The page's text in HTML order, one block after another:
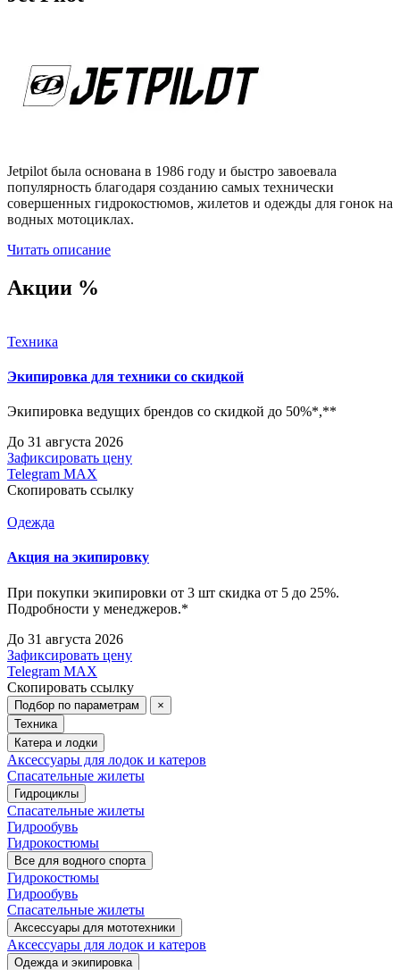
Jetpilot была основана в 1986 году и быстро завоевала
популярность благодаря созданию самых технически
совершенных гидрокостюмов, жилетов и одежды для гонок на
водных мотоциклах.
Читать описание
Акции %
Техника
Экипировка для техники со скидкой
Экипировка ведущих брендов со скидкой до 50%*,**
До 31 августа 2026
Зафиксировать цену
Telegram MAX
Скопировать ссылку
Одежда
Акция на экипировку
При покупки экипировки от 3 шт скидка от 5 до 25%.
Подробности у менеджеров.*
До 31 августа 2026
Зафиксировать цену
Telegram MAX
Скопировать ссылку
Подбор по параметрам
×
Техника
Катера и лодки
Аксессуары для лодок и катеров
Спасательные жилеты
Гидроциклы
Спасательные жилеты
Гидрообувь
Гидрокостюмы
Все для водного спорта
Гидрокостюмы
Гидрообувь
Спасательные жилеты
Аксессуары для мототехники
Аксессуары для лодок и катеров
Одежда и экипировка